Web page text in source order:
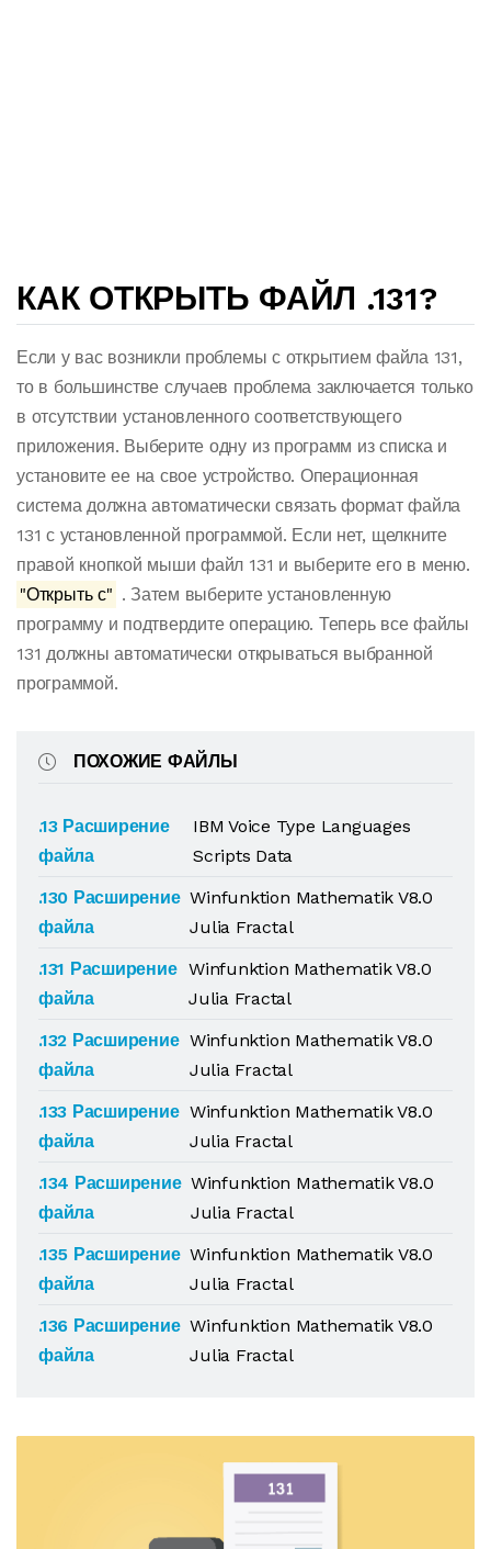
КАК ОТКРЫТЬ ФАЙЛ .131?
Если у вас возникли проблемы с открытием файла 131,
то в большинстве случаев проблема заключается только
в отсутствии установленного соответствующего
приложения. Выберите одну из программ из списка и
установите ее на свое устройство. Операционная
система должна автоматически связать формат файла
131 с установленной программой. Если нет, щелкните
правой кнопкой мыши файл 131 и выберите его в меню.
"Открыть с" . Затем выберите установленную
программу и подтвердите операцию. Теперь все файлы
131 должны автоматически открываться выбранной
программой.
ПОХОЖИЕ ФАЙЛЫ
.13 Расширение
файла
IBM Voice Type Languages
Scripts Data
.130 Расширение
файла
Winfunktion Mathematik V8.0
Julia Fractal
.131 Расширение
файла
Winfunktion Mathematik V8.0
Julia Fractal
.132 Расширение
файла
Winfunktion Mathematik V8.0
Julia Fractal
.133 Расширение
файла
Winfunktion Mathematik V8.0
Julia Fractal
.134 Расширение
файла
Winfunktion Mathematik V8.0
Julia Fractal
.135 Расширение
файла
Winfunktion Mathematik V8.0
Julia Fractal
.136 Расширение
файла
Winfunktion Mathematik V8.0
Julia Fractal